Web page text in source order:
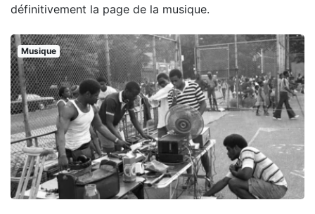
définitivement la page de la musique.
Musique